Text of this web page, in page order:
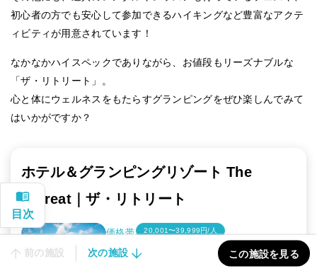
初心者の方でも安心して参加できるハイキングなど豊富なアクテ
ィビティが用意されています！
なかなかハイスペックでありながら、お値段もリーズナブルな
「ザ・リトリート」。
心と体にウェルネスをもたらすグランピングをぜひ楽しんでみて
はいかがですか？
ホテル＆グランピングリゾート The
Retreat｜ザ・リトリート
価格帯 20,001〜39,999円/人
福岡県・筑豊・飯塚市
前の施設 次の施設 この施設を見る